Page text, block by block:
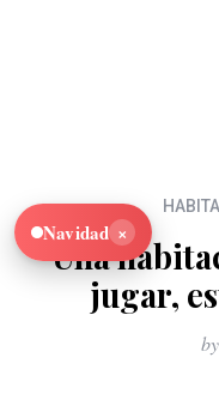
Una
jugar,
by
Navidad ×